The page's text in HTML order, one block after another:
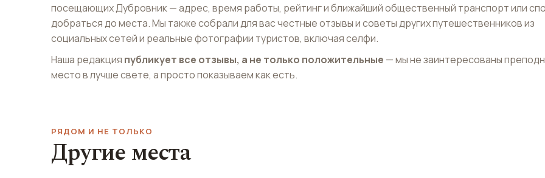
посещающих Дубровник — адрес, время работы, рейтинг и ближайший общественный транспорт или
добраться до места. Мы также собрали для вас честные отзывы и советы других путешественников из
социальных сетей и реальные фотографии туристов, включая селфи.
Наша редакция публикует все отзывы, а не только положительные — мы не заинтересованы
место в лучше свете, а просто показываем как есть.
РЯДОМ И НЕ ТОЛЬКО
Другие места
Пляж Копакабана